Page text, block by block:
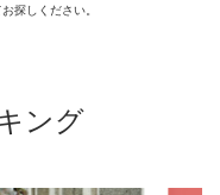
探しください。
ング